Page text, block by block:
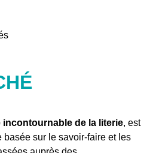
incontournable de la literie, est
basée sur le savoir-faire et les